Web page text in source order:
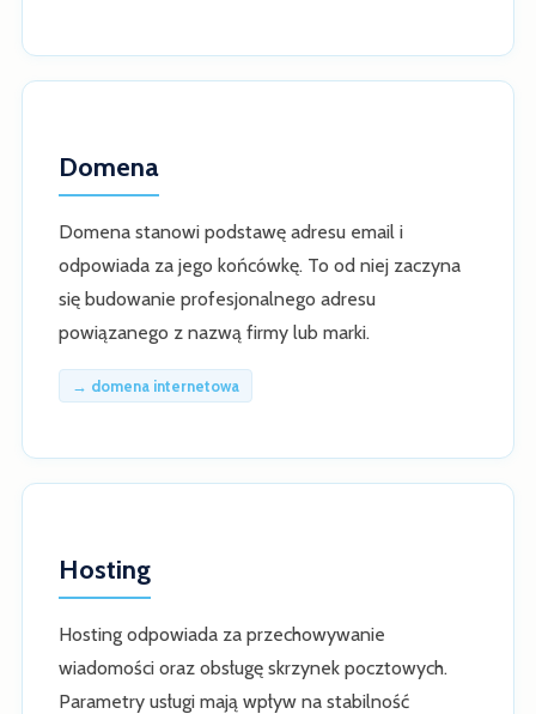
Domena
Domena stanowi podstawę adresu email i
odpowiada za jego końcówkę. To od niej zaczyna
się budowanie profesjonalnego adresu
powiązanego z nazwą firmy lub marki.
→ domena internetowa
Hosting
Hosting odpowiada za przechowywanie
wiadomości oraz obsługę skrzynek pocztowych.
Parametry usługi mają wpływ na stabilność